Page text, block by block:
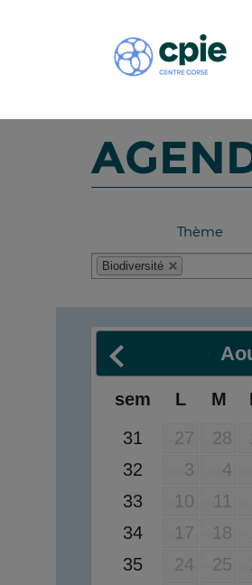
Thème
Biodiversité
sem L M
31
27 28
32
3 4
33
10 11
34
17 18
35
24 25